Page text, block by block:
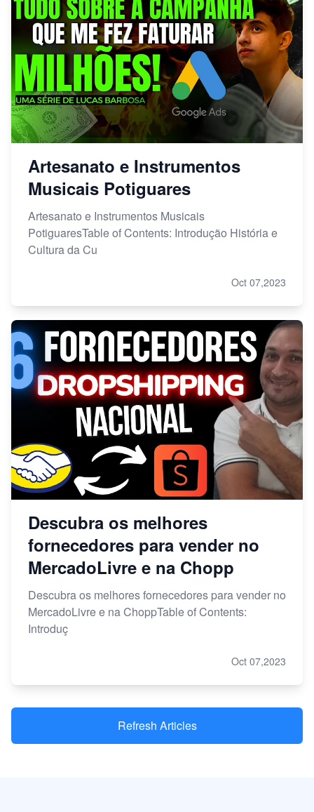
Artesanato e Instrumentos
Musicais Potiguares
Artesanato e Instrumentos Musicais
PotiguaresTable of Contents: Introdução História e
Cultura da Cu
Oct 07,2023
Descubra os melhores
fornecedores para vender no
MercadoLivre e na Chopp
Descubra os melhores fornecedores para vender no
MercadoLivre e na ChoppTable of Contents:
Introduç
Oct 07,2023
Refresh Articles